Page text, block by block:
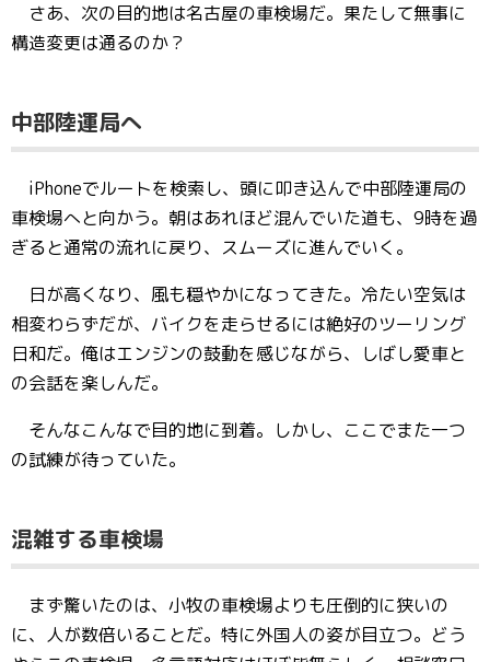
さあ、次の目的地は名古屋の車検場だ。果たして無事に
構造変更は通るのか？
中部陸運局へ
iPhoneでルートを検索し、頭に叩き込んで中部陸運局の
車検場へと向かう。朝はあれほど混んでいた道も、9時を過
ぎると通常の流れに戻り、スムーズに進んでいく。
日が高くなり、風も穏やかになってきた。冷たい空気は
相変わらずだが、バイクを走らせるには絶好のツーリング
日和だ。俺はエンジンの鼓動を感じながら、しばし愛車と
の会話を楽しんだ。
そんなこんなで目的地に到着。しかし、ここでまた一つ
の試練が待っていた。
混雑する車検場
まず驚いたのは、小牧の車検場よりも圧倒的に狭いの
に、人が数倍いることだ。特に外国人の姿が目立つ。どう